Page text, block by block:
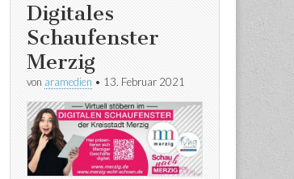
Digitales
Schaufenster
Merzig
von aramedien • 13. Februar 2021